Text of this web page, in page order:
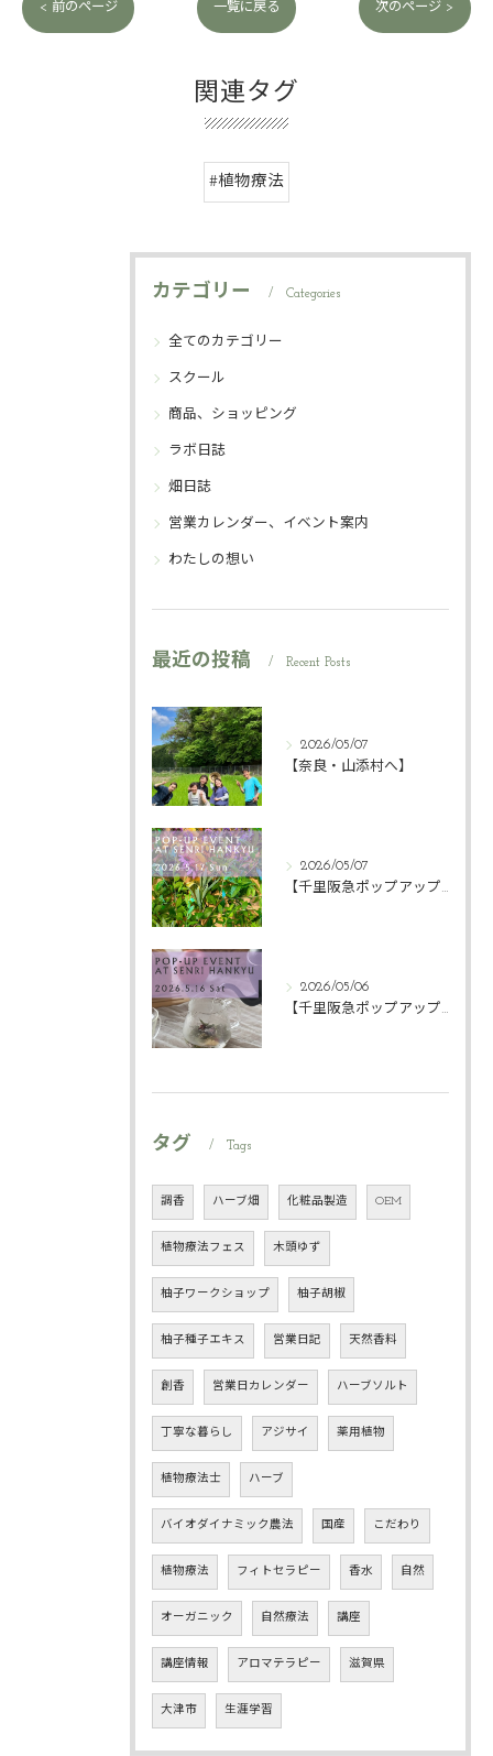
< 前のページ 一覧に戻る 次のページ >
関連タグ
#植物療法
カテゴリー Categories
全てのカテゴリー
スクール
商品、ショッピング
ラボ日誌
畑日誌
営業カレンダー、イベント案内
わたしの想い
最近の投稿 Recent Posts
2026/05/07
【奈良・山添村へ】
2026/05/07
【千里阪急ポップアップ】
2026/05/06
【千里阪急ポップアップ】
タグ Tags
調香 ハーブ畑 化粧品製造 OEM
植物療法フェス 木頭ゆず
柚子ワークショップ 柚子胡椒
柚子種子エキス 営業日記 天然香料
創香 営業日カレンダー ハーブソルト
丁寧な暮らし アジサイ 薬用植物
植物療法士 ハーブ
バイオダイナミック農法 国産 こだわり
植物療法 フィトセラピー 香水 自然
オーガニック 自然療法 講座
講座情報 アロマテラピー 滋賀県
大津市 生涯学習